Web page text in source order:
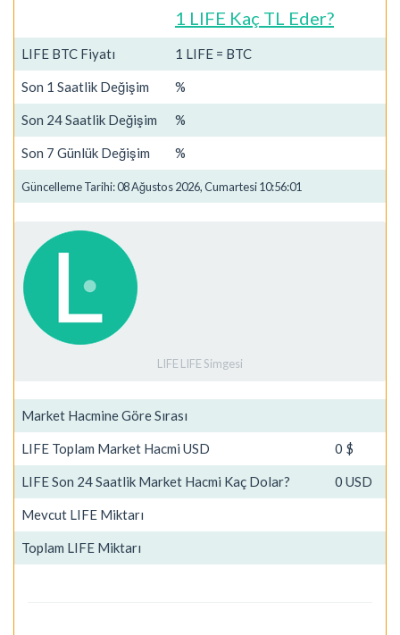
1 LIFE Kaç TL Eder?
LIFE BTC Fiyatı 1 LIFE = BTC
Son 1 Saatlik Değişim %
Son 24 Saatlik Değişim %
Son 7 Günlük Değişim %
Güncelleme Tarihi: 08 Ağustos 2026, Cumartesi 10:56:01
LIFE LIFE Simgesi
Market Hacmine Göre Sırası
LIFE Toplam Market Hacmi USD 0 $
LIFE Son 24 Saatlik Market Hacmi Kaç Dolar? 0 USD
Mevcut LIFE Miktarı
Toplam LIFE Miktarı